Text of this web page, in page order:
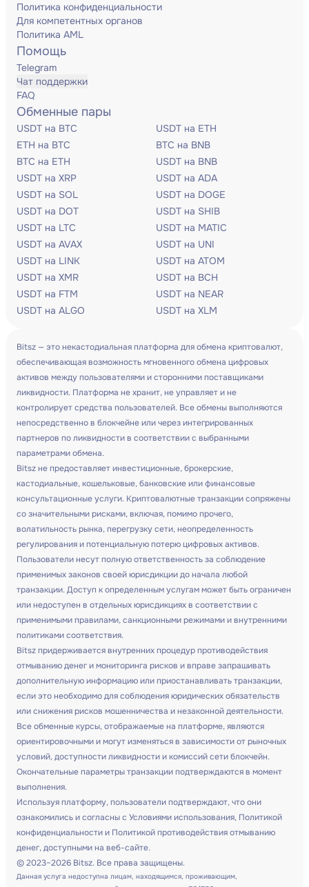
Политика конфиденциальности
Для компетентных органов
Политика AML
Помощь
Telegram
Чат поддержки
FAQ
Обменные пары
USDT на BTC
USDT на ETH
ETH на BTC
BTC на BNB
BTC на ETH
USDT на BNB
USDT на XRP
USDT на ADA
USDT на SOL
USDT на DOGE
USDT на DOT
USDT на SHIB
USDT на LTC
USDT на MATIC
USDT на AVAX
USDT на UNI
USDT на LINK
USDT на ATOM
USDT на XMR
USDT на BCH
USDT на FTM
USDT на NEAR
USDT на ALGO
USDT на XLM
Bitsz — это некастодиальная платформа для обмена криптовалют,
обеспечивающая возможность мгновенного обмена цифровых
активов между пользователями и сторонними поставщиками
ликвидности. Платформа не хранит, не управляет и не
контролирует средства пользователей. Все обмены выполняются
непосредственно в блокчейне или через интегрированных
партнеров по ликвидности в соответствии с выбранными
параметрами обмена.
Bitsz не предоставляет инвестиционные, брокерские,
кастодиальные, кошельковые, банковские или финансовые
консультационные услуги. Криптовалютные транзакции сопряжены
со значительными рисками, включая, помимо прочего,
волатильность рынка, перегрузку сети, неопределенность
регулирования и потенциальную потерю цифровых активов.
Пользователи несут полную ответственность за соблюдение
применимых законов своей юрисдикции до начала любой
транзакции. Доступ к определенным услугам может быть ограничен
или недоступен в отдельных юрисдикциях в соответствии с
применимыми правилами, санкционными режимами и внутренними
политиками соответствия.
Bitsz придерживается внутренних процедур противодействия
отмыванию денег и мониторинга рисков и вправе запрашивать
дополнительную информацию или приостанавливать транзакции,
если это необходимо для соблюдения юридических обязательств
или снижения рисков мошенничества и незаконной деятельности.
Все обменные курсы, отображаемые на платформе, являются
ориентировочными и могут изменяться в зависимости от рыночных
условий, доступности ликвидности и комиссий сети блокчейн.
Окончательные параметры транзакции подтверждаются в момент
выполнения.
Используя платформу, пользователи подтверждают, что они
ознакомились и согласны с Условиями использования, Политикой
конфиденциальности и Политикой противодействия отмыванию
денег, доступными на веб-сайте.
© 2023–2026 Bitsz. Все права защищены.
Данная услуга недоступна лицам, находящимся, проживающим,